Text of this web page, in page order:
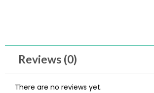
Reviews (0)
There are no reviews yet.